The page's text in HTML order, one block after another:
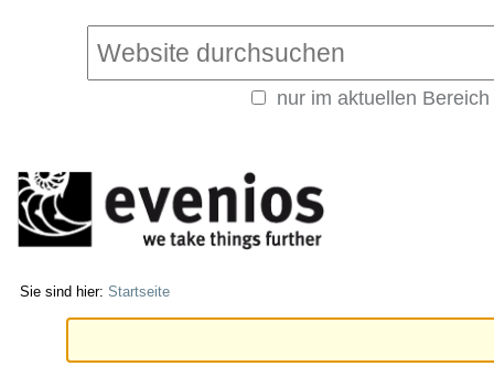
Werkzeuge
Website durchsuchen
nur im aktuellen Bereich
Sie sind hier: Startseite